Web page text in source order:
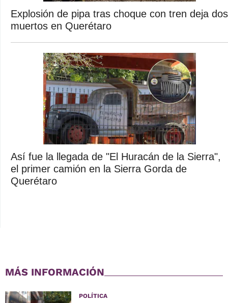
Explosión de pipa tras choque con tren deja dos
muertos en Querétaro
Así fue la llegada de "El Huracán de la Sierra",
el primer camión en la Sierra Gorda de
Querétaro
MÁS INFORMACIÓN
POLÍTICA